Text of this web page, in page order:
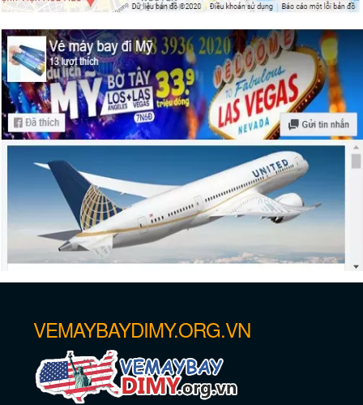
Những hoạt động thú vị cho trẻ em ở
Dallas
VEMAYBAYDIMY.ORG.VN